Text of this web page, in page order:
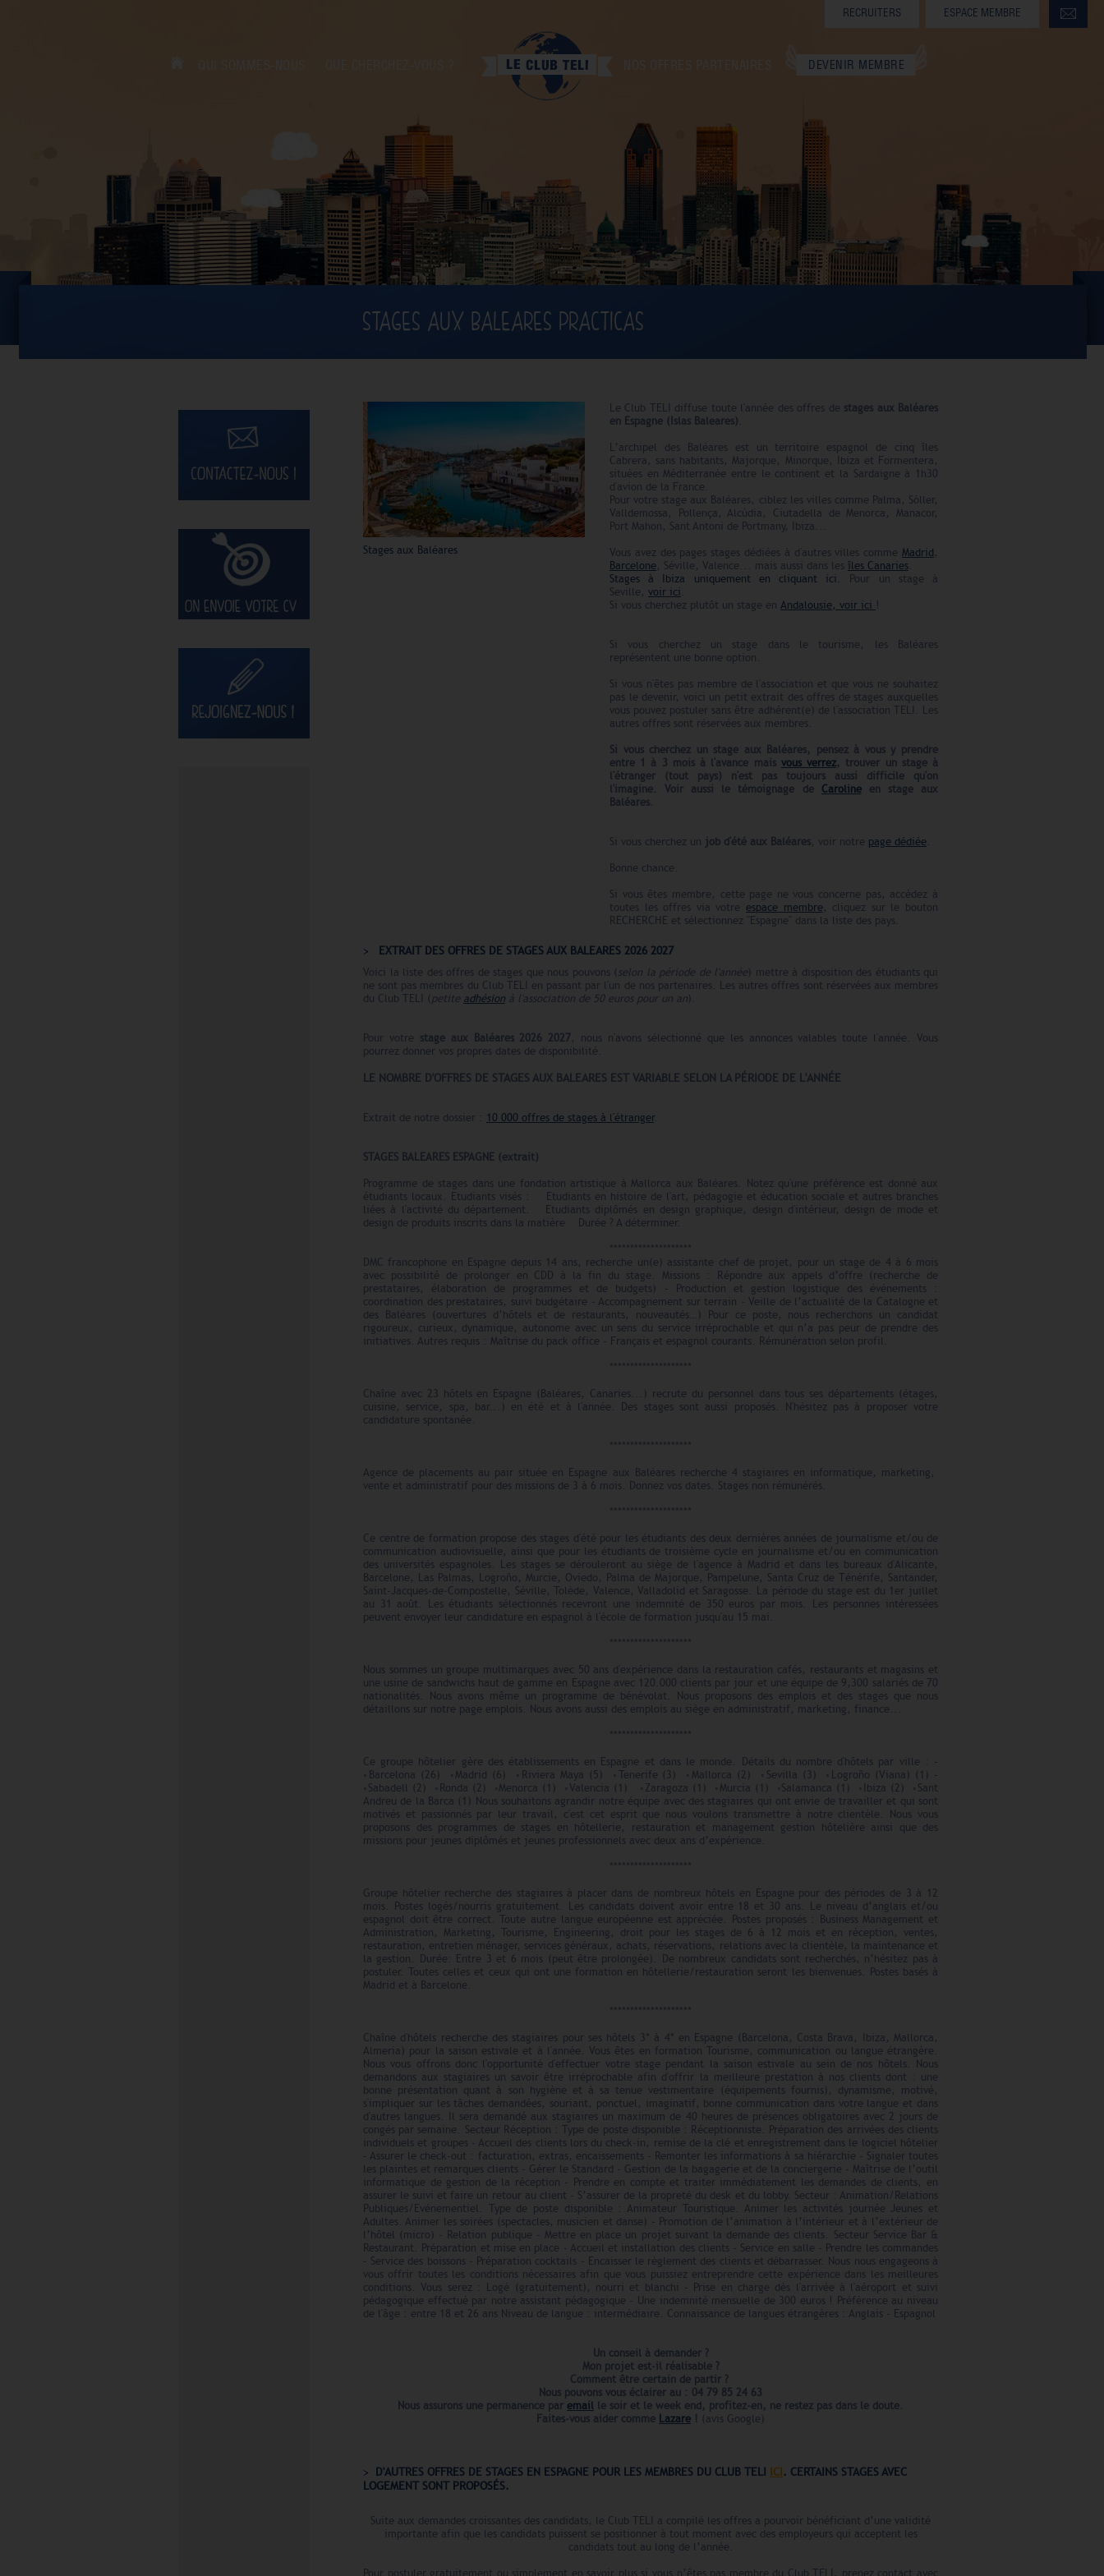
DEVENIR MEMBRE
RECRUITERS ESPACE MEMBRE
STAGES AUX BALEARES PRACTICAS
Stages aux Baléares
Le Club TELI diffuse toute l'année des offres de stages aux Baléares
en Espagne (Islas Baleares).
L’archipel des Baléares est un territoire espagnol de cinq îles
Cabrera, sans habitants, Majorque, Minorque, Ibiza et Formentera,
situées en Méditerranée entre le continent et la Sardaigne à 1h30
d'avion de la France.
Pour votre stage aux Baléares, ciblez les villes comme Palma, Sóller,
Valldemossa, Pollença, Alcúdia, Ciutadella de Menorca, Manacor,
Port Mahon, Sant Antoni de Portmany, Ibiza...
Vous avez des pages stages dédiées à d'autres villes comme Madrid,
Barcelone, Séville, Valence... mais aussi dans les îles Canaries.
Stages à Ibiza uniquement en cliquant ici.
Pour un stage à
Seville, voir ici.
Si vous cherchez plutôt un stage en Andalousie, voir ici !
Si vous cherchez un stage dans le tourisme, les Baléares
représentent une bonne option.
Si vous n'êtes pas membre de l'association et que vous ne souhaitez
pas le devenir, voici un petit extrait des offres de stages auxquelles
vous pouvez postuler sans être adhérent(e) de l'association TELI. Les
autres offres sont réservées aux membres.
Si vous cherchez un stage aux Baléares, pensez à vous y prendre
entre 1 à 3 mois à l'avance mais vous verrez, trouver un stage à
l'étranger (tout pays) n'est pas toujours aussi difficile qu'on
l'imagine.
Voir aussi le témoignage de Carolineen stage aux
Baléares.
Si vous cherchez un job d'été aux Baléares, voir notre page dédiée.
Bonne chance.
Si vous êtes membre, cette page ne vous concerne pas, accédez à
toutes les offres via votre espace membre, cliquez sur le bouton
RECHERCHE et sélectionnez "Espagne" dans la liste des pays.
EXTRAIT DES OFFRES DE STAGES AUX BALEARES 2026 2027
Voici la liste des offres de stages que nous pouvons (selon la période de l'année ) mettre à disposition des étudiants qui
ne sont pas membres du Club TELI en passant par l'un de nos partenaires. Les autres offres sont réservées aux membres
du Club TELI (petite adhésion à l'association de 50 euros pour un an).
Pour votre stage aux Baléares2026 2027, nous n'avons sélectionné que les annonces valables toute l'année. Vous
pourrez donner vos propres dates de disponibilité.
LE NOMBRE D'OFFRES DE STAGES AUX BALEARES EST VARIABLE SELON LA PÉRIODE DE L'ANNÉE
Extrait de notre dossier : 10 000 offres de stages à l'étranger.
STAGES BALEARES ESPAGNE (extrait)
Programme de stages dans une fondation artistique à Mallorca aux Baléares. Notez qu'une préférence est donné aux
étudiants locaux. Etudiants visés : Etudiants en histoire de l'art, pédagogie et éducation sociale et autres branches
liées à l'activité du département. Etudiants diplômés en design graphique, design d'intérieur, design de mode et
design de produits inscrits dans la matière Durée ? A déterminer.
DMC francophone en Espagne depuis 14 ans, recherche un(e) assistante chef de projet, pour un stage de 4 à 6 mois
avec possibilité de prolonger en CDD à la fin du stage. Missions : Répondre aux appels d’offre (recherche de
prestataires, élaboration de programmes et de budgets) - Production et gestion logistique des événements :
coordination des prestataires, suivi budgétaire - Accompagnement sur terrain - Veille de l’actualité de la Catalogne et
des Baléares (ouvertures d’hôtels et de restaurants, nouveautés…) Pour ce poste, nous recherchons un candidat
rigoureux, curieux, dynamique, autonome avec un sens du service irréprochable et qui n’a pas peur de prendre des
initiatives. Autres requis : Maîtrise du pack office - Français et espagnol courants. Rémunération selon profil.
Chaîne avec 23 hôtels en Espagne (Baléares, Canaries...) recrute du personnel dans tous ses départements (étages,
cuisine, service, spa, bar...) en été et à l'année. Des stages sont aussi proposés. N'hésitez pas à proposer votre
candidature spontanée.
Agence de placements au pair située en Espagne aux Baléares recherche 4 stagiaires en informatique, marketing,
vente et administratif pour des missions de 3 à 6 mois. Donnez vos dates. Stages non rémunérés.
Ce centre de formation propose des stages d'été pour les étudiants des deux dernières années de journalisme et/ou de
communication audiovisuelle, ainsi que pour les étudiants de troisième cycle en journalisme et/ou en communication
des universités espagnoles. Les stages se dérouleront au siège de l'agence à Madrid et dans les bureaux d'Alicante,
Barcelone, Las Palmas, Logroño, Murcie, Oviedo, Palma de Majorque, Pampelune, Santa Cruz de Ténérife, Santander,
Saint-Jacques-de-Compostelle, Séville, Tolède, Valence, Valladolid et Saragosse. La période du stage est du 1er juillet
au 31 août. Les étudiants sélectionnés recevront une indemnité de 350 euros par mois. Les personnes intéressées
peuvent envoyer leur candidature en espagnol à l'école de formation jusqu'au 15 mai.
Nous sommes un groupe multimarques avec 50 ans d'expérience dans la restauration cafés, restaurants et magasins et
une usine de sandwichs haut de gamme en Espagne avec 120.000 clients par jour et une équipe de 9,300 salariés de 70
nationalités. Nous avons même un programme de bénévolat. Nous proposons des emplois et des stages que nous
détaillons sur notre page emplois. Nous avons aussi des emplois au siège en administratif, marketing, finance...
Ce groupe hôtelier gère des établissements en Espagne et dans le monde. Détails du nombre d'hôtels par ville : -
◦Barcelona (26) ◦Madrid (6) ◦Riviera Maya (5) ◦Tenerife (3) ◦Mallorca (2) ◦Sevilla (3) ◦Logroño (Viana) (1) -
◦Sabadell (2) ◦Ronda (2) ◦Menorca (1) ◦Valencia (1) ◦Zaragoza (1) ◦Murcia (1) ◦Salamanca (1) ◦Ibiza (2) ◦Sant
Andreu de la Barca (1) Nous souhaitons agrandir notre équipe avec des stagiaires qui ont envie de travailler et qui sont
motivés et passionnés par leur travail, c'est cet esprit que nous voulons transmettre à notre clientèle. Nous vous
proposons des programmes de stages en hôtellerie, restauration et management gestion hôtelière ainsi que des
missions pour jeunes diplômés et jeunes professionnels avec deux ans d’expérience.
Groupe hôtelier recherche des stagiaires à placer dans de nombreux hôtels en Espagne pour des périodes de 3 à 12
mois. Postes logés/nourris gratuitement. Les candidats doivent avoir entre 18 et 30 ans. Le niveau d’anglais et/ou
espagnol doit être correct. Toute autre langue européenne est appréciée. Postes proposés : Business Management et
Administration, Marketing, Tourisme, Engineering, droit pour les stages de 6 à 12 mois et en réception, ventes,
restauration, entretien ménager, services généraux, achats, réservations, relations avec la clientèle, la maintenance et
la gestion. Durée: Entre 3 et 6 mois (peut être prolongée). De nombreux candidats sont recherchés, n’hésitez pas à
postuler. Toutes celles et ceux qui ont une formation en hôtellerie/restauration seront les bienvenues. Postes basés à
Madrid et à Barcelone.
Chaîne d'hôtels recherche des stagiaires pour ses hôtels 3* à 4* en Espagne (Barcelona, Costa Brava, Ibiza, Mallorca,
Almeria) pour la saison estivale et à l'année. Vous êtes en formation Tourisme, communication ou langue étrangère.
Nous vous offrons donc l'opportunité d'effectuer votre stage pendant la saison estivale au sein de nos hôtels. Nous
demandons aux stagiaires un savoir être irréprochable afin d'offrir la meilleure prestation à nos clients dont : une
bonne présentation quant à son hygiène et à sa tenue vestimentaire (équipements fournis), dynamisme, motivé,
s'impliquer sur les tâches demandées, souriant, ponctuel, imaginatif, bonne communication dans votre langue et dans
d'autres langues. Il sera demandé aux stagiaires un maximum de 40 heures de présences obligatoires avec 2 jours de
congés par semaine. Secteur Réception : Type de poste disponible : Réceptionniste. Préparation des arrivées des clients
individuels et groupes - Accueil des clients lors du check-in, remise de la clé et enregistrement dans le logiciel hôtelier
- Assurer le check-out : facturation, extras, encaissements - Remonter les informations à sa hiérarchie - Signaler toutes
les plaintes et remarques clients - Gérer le Standard - Gestion de la bagagerie et de la conciergerie - Maîtrise de l’outil
informatique de gestion de la réception - Prendre en compte et traiter immédiatement les demandes de clients, en
assurer le suivi et faire un retour au client - S’assurer de la propreté du desk et du lobby. Secteur : Animation/Relations
Publiques/Evénementiel. Type de poste disponible : Animateur Touristique. Animer les activités journée Jeunes et
Adultes. Animer les soirées (spectacles, musicien et danse) - Promotion de l’animation à l’intérieur et à l’extérieur de
l’hôtel (micro) - Relation publique - Mettre en place un projet suivant la demande des clients. Secteur Service Bar &
Restaurant. Préparation et mise en place - Accueil et installation des clients - Service en salle - Prendre les commandes
- Service des boissons - Préparation cocktails - Encaisser le règlement des clients et débarrasser. Nous nous engageons à
vous offrir toutes les conditions nécessaires afin que vous puissiez entreprendre cette expérience dans les meilleures
conditions. Vous serez : Logé (gratuitement), nourri et blanchi - Prise en charge dès l'arrivée à l'aéroport et suivi
pédagogique effectué par notre assistant pédagogique - Une indemnité mensuelle de 300 euros ! Préférence au niveau
de l'âge : entre 18 et 26 ans Niveau de langue : intermédiaire. Connaissance de langues étrangères : Anglais - Espagnol
Un conseil à demander ?
Mon projet est-il réalisable ?
Comment être certain de partir ?
Nous pouvons vous éclairer au : 04 79 85 24 63
Nous assurons une permanence par email le soir et le week end, profitez-en, ne restez pas dans le doute.
Faites-vous aider comme Lazare (avis Google)
D'AUTRES OFFRES DE STAGES EN ESPAGNE POUR LES MEMBRES DU CLUB TELI ICI . CERTAINS STAGES AVEC
LOGEMENT SONT PROPOSÉS.
Suite aux demandes croissantes des candidats, le Club TELI a compilé les offres a pourvoir bénéficiant d’une validité
importante afin que les candidats puissent se positionner à tout moment avec des employeurs qui acceptent les
candidats tout au long de l’année.